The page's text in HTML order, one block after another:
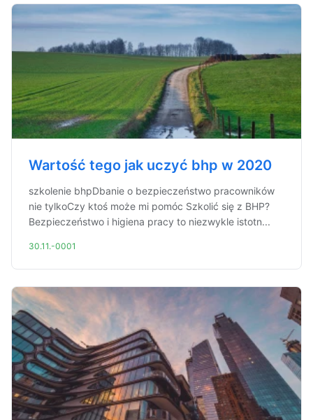
Wartość tego jak uczyć bhp w 2020
szkolenie bhpDbanie o bezpieczeństwo pracowników
nie tylkoCzy ktoś może mi pomóc Szkolić się z BHP?
Bezpieczeństwo i higiena pracy to niezwykle istotn...
30.11.-0001